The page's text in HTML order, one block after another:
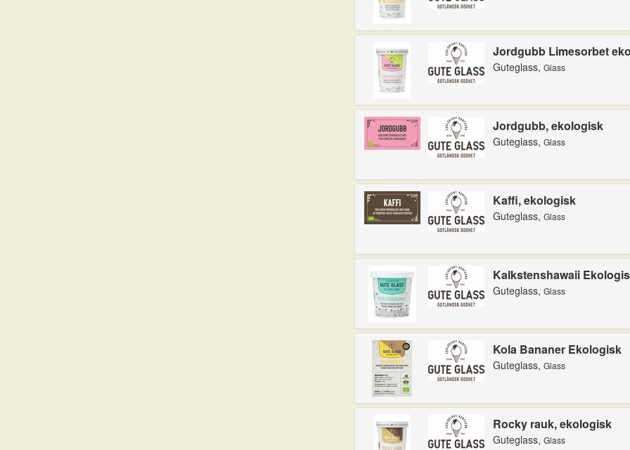
Jordgubb Limesorbet
Guteglass, Glass
Jordgubb, ekologisk
Guteglass, Glass
Kaffi, ekologisk
Guteglass, Glass
Kalkstenshawaii
Guteglass, Glass
Kola Bananer Ekologisk
Guteglass, Glass
Rocky rauk, ekologisk
Guteglass, Glass